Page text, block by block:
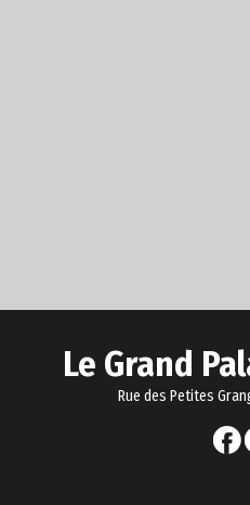
Le Grand
Rue des Petites